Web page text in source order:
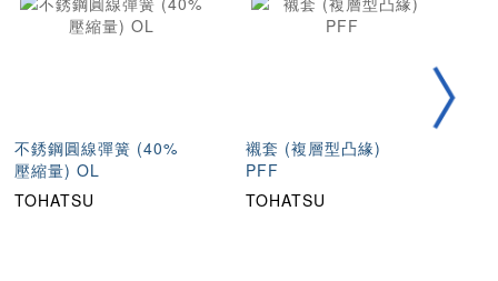
不銹鋼圓線彈簧 (40%
壓縮量) OL
TOHATSU
襯套 (複層型凸緣)
PFF
TOHATSU